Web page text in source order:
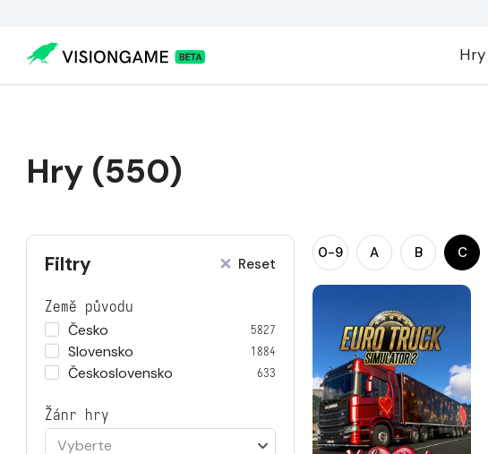
Hry
Hry (550)
Filtry Reset
Země původu
Česko
5827
Slovensko 1884
Československo 633
Žánr hry
Vyberte
0-9 A B C